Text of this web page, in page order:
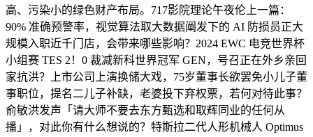
高、污染小的绿色财产布局。717影院理论午夜伦上一篇：
90% 准确预警率，视觉算法取大数据阐发下的 AI 防损员正大
规模入职近千门店，会带来哪些影响？2024 EWC 电竞世界杯
小组赛 TES 2！0 裁减新科世界冠军 GEN，号召正在外乡亲回
家抗洪？上市公司上演换储大戏，75岁董事长欲罢免小儿子董
事职位，提名二儿子补缺，老婆投下弃权票，若何对待此事？
俞敏洪发声「请大师不要去东方甄选和取辉同业的任何从
播」，对此你有什么想说的？特斯拉二代人形机械人 Optimus